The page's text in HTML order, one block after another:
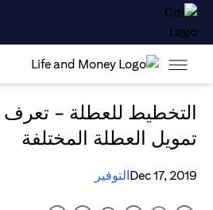
التخطيط للعطلة -
تمويل العطلة المختلفة
Dec 17, 2019التوفير